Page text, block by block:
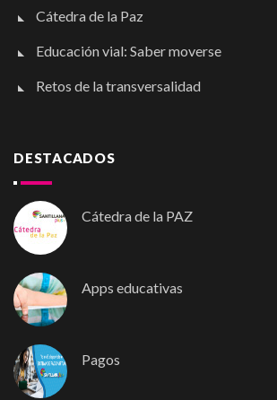
Cátedra de la Paz
Educación vial: Saber moverse
Retos de la transversalidad
DESTACADOS
Cátedra de la PAZ
Apps educativas
Pagos